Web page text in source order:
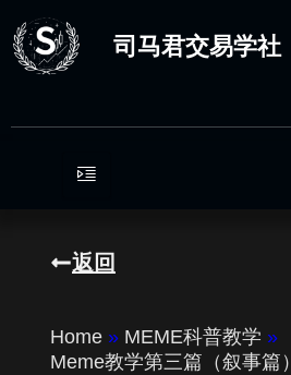
至
内
司马君交易学社
返回
Home » MEME科普教学 »
Meme教学第三篇（叙事篇）